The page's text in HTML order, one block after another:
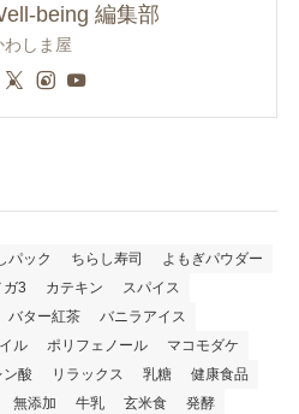
being 編集部
わしま屋
パック ちらし寿司
よもぎパウダー
ガ3 カテキン
スパイス
バター紅茶
バニラアイス
ル ポリフェノール
マコモダケ
ン酸 リラックス 乳糖
健康食品
無添加 牛乳 玄米食
発酵